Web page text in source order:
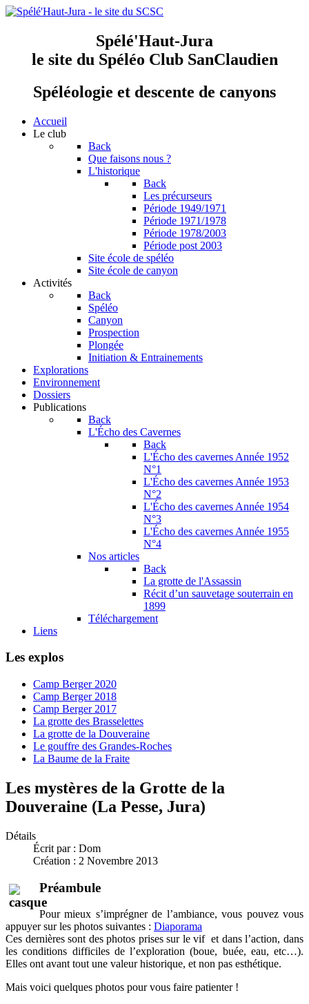
Spélé'Haut-Jura
le site du Spéléo Club SanClaudien
Spéléologie et descente de canyons
Accueil
Le club
Back
Que faisons nous ?
L'historique
Back
Les précurseurs
Période 1949/1971
Période 1971/1978
Période 1978/2003
Période post 2003
Site école de spéléo
Site école de canyon
Activités
Back
Spéléo
Canyon
Prospection
Plongée
Initiation & Entrainements
Explorations
Environnement
Dossiers
Publications
Back
L'Écho des Cavernes
Back
L'Écho des cavernes Année 1952
N°1
L'Écho des cavernes Année 1953
N°2
L'Écho des cavernes Année 1954
N°3
L'Écho des cavernes Année 1955
N°4
Nos articles
Back
La grotte de l'Assassin
Récit d’un sauvetage souterrain en
1899
Téléchargement
Liens
Les explos
Camp Berger 2020
Camp Berger 2018
Camp Berger 2017
La grotte des Brasselettes
La grotte de la Douveraine
Le gouffre des Grandes-Roches
La Baume de la Fraite
Les mystères de la Grotte de la
Douveraine (La Pesse, Jura)
Détails
Écrit par : Dom
Création : 2 Novembre 2013
Préambule
Pour mieux s’imprégner de l’ambiance, vous pouvez vous
appuyer sur les photos suivantes : Diaporama
Ces dernières sont des photos prises sur le vif et dans l’action, dans
les conditions difficiles de l’exploration (boue, buée, eau, etc…).
Elles ont avant tout une valeur historique, et non pas esthétique.
Mais voici quelques photos pour vous faire patienter !